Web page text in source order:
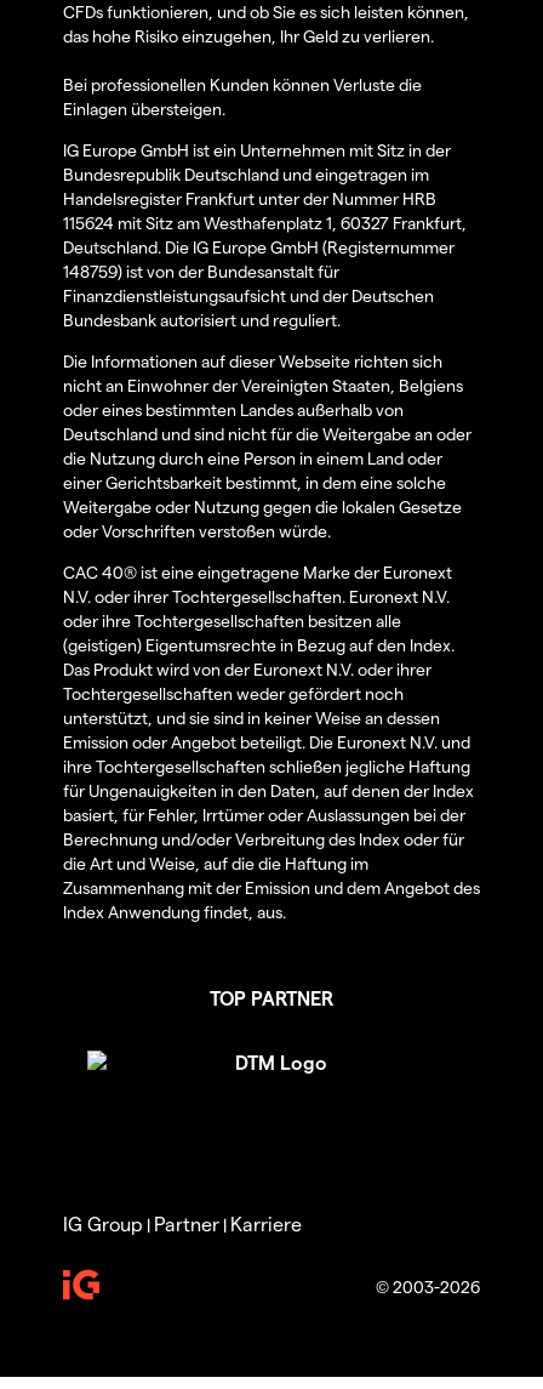
CFDs funktionieren, und ob Sie es sich leisten können,
das hohe Risiko einzugehen, Ihr Geld zu verlieren.
Bei professionellen Kunden können Verluste die
Einlagen übersteigen.
IG Europe GmbH ist ein Unternehmen mit Sitz in der
Bundesrepublik Deutschland und eingetragen im
Handelsregister Frankfurt unter der Nummer HRB
115624 mit Sitz am Westhafenplatz 1, 60327 Frankfurt,
Deutschland. Die IG Europe GmbH (Registernummer
148759) ist von der Bundesanstalt für
Finanzdienstleistungsaufsicht und der Deutschen
Bundesbank autorisiert und reguliert.
Die Informationen auf dieser Webseite richten sich
nicht an Einwohner der Vereinigten Staaten, Belgiens
oder eines bestimmten Landes außerhalb von
Deutschland und sind nicht für die Weitergabe an oder
die Nutzung durch eine Person in einem Land oder
einer Gerichtsbarkeit bestimmt, in dem eine solche
Weitergabe oder Nutzung gegen die lokalen Gesetze
oder Vorschriften verstoßen würde.
CAC 40® ist eine eingetragene Marke der Euronext
N.V. oder ihrer Tochtergesellschaften. Euronext N.V.
oder ihre Tochtergesellschaften besitzen alle
(geistigen) Eigentumsrechte in Bezug auf den Index.
Das Produkt wird von der Euronext N.V. oder ihrer
Tochtergesellschaften weder gefördert noch
unterstützt, und sie sind in keiner Weise an dessen
Emission oder Angebot beteiligt. Die Euronext N.V. und
ihre Tochtergesellschaften schließen jegliche Haftung
für Ungenauigkeiten in den Daten, auf denen der Index
basiert, für Fehler, Irrtümer oder Auslassungen bei der
Berechnung und/oder Verbreitung des Index oder für
die Art und Weise, auf die die Haftung im
Zusammenhang mit der Emission und dem Angebot des
Index Anwendung findet, aus.
TOP PARTNER
© 2003-2026
IG Group | Partner | Karriere